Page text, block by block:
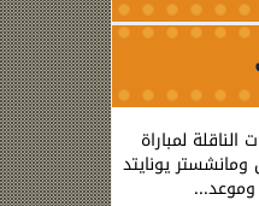
الناقلة لمباراة
ومانشستر يونايتد
وموعد...